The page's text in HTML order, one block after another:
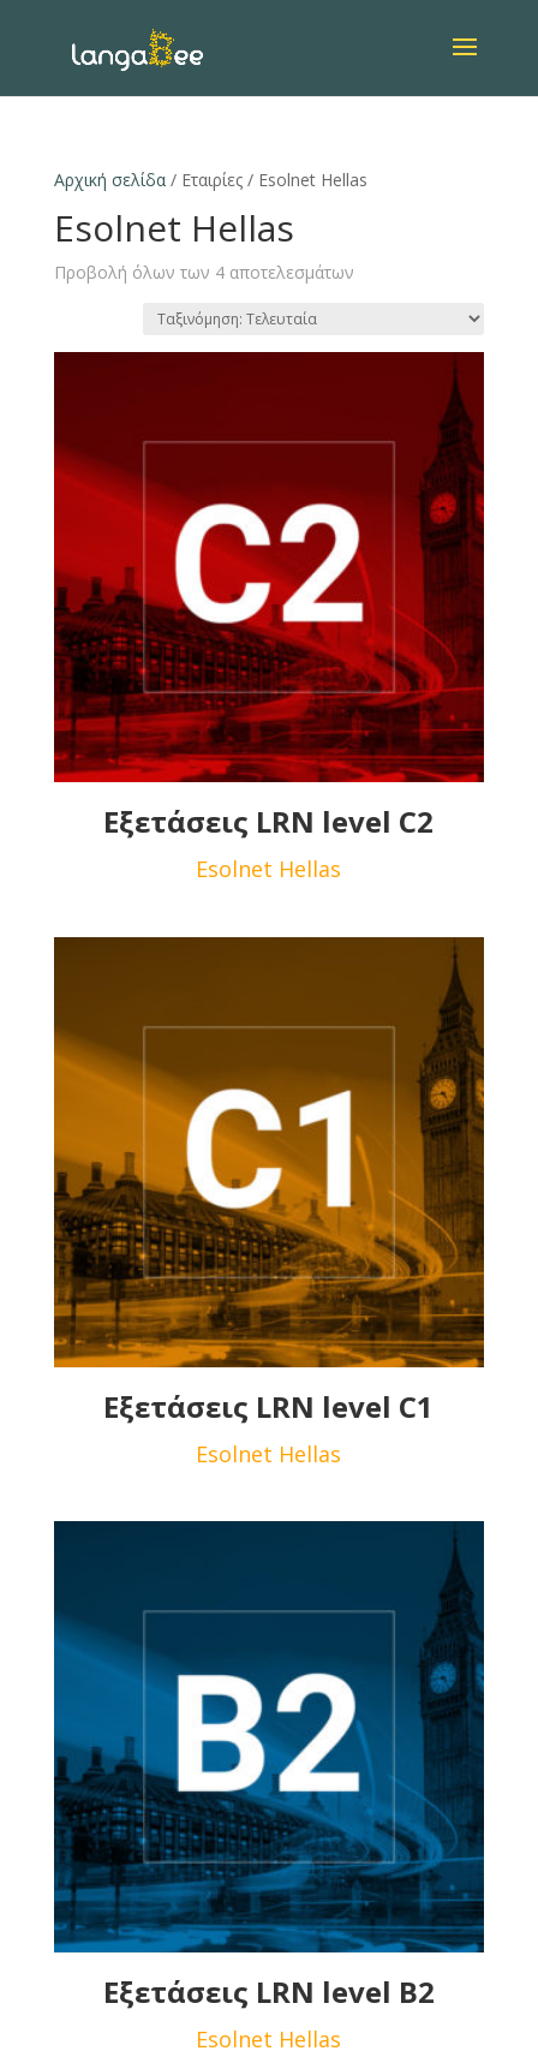
Αρχική σελίδα/ Εταιρίες / Esolnet Hellas
Esolnet Hellas
Προβολή όλων των 4 αποτελεσμάτων
Εξετάσεις LRN level C2
Esolnet Hellas
Εξετάσεις LRN level C1
Esolnet Hellas
Εξετάσεις LRN level B2
Esolnet Hellas